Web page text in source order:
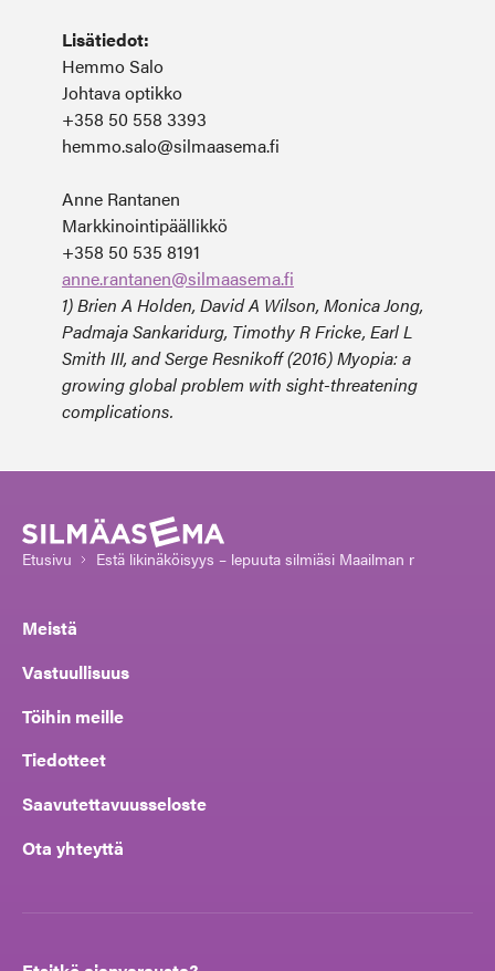
Lisätiedot:
Hemmo Salo
Johtava optikko
+358 50 558 3393
hemmo.salo@silmaasema.fi
Anne Rantanen
Markkinointipäällikkö
+358 50 535 8191
anne.rantanen@silmaasema.fi
1) Brien A Holden, David A Wilson, Monica Jong,
Padmaja Sankaridurg, Timothy R Fricke, Earl L
Smith III, and Serge Resnikoff (2016) Myopia: a
growing global problem with sight-threatening
complications.
Etusivu Estä likinäköisyys – lepuuta silmiäsi Maailman näkökyvyn
Meistä
Vastuullisuus
Töihin meille
Tiedotteet
Saavutettavuusseloste
Ota yhteyttä